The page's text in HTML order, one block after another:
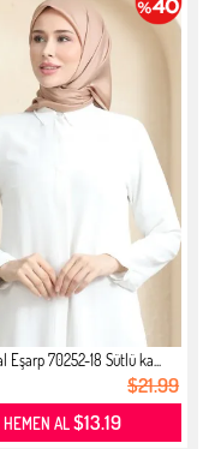
Eşarp 70252-18 Sütlü ka...
$21.99
HEMEN AL$13.19